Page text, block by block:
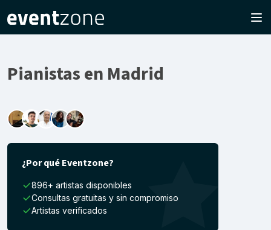
Pianistas en Madrid
¿Por qué Eventzone?
896+ artistas disponibles
Consultas gratuitas y sin compromiso
Artistas verificados